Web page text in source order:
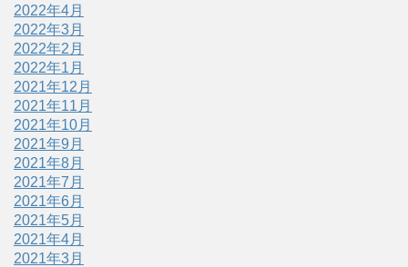
2022年4月
2022年3月
2022年2月
2022年1月
2021年12月
2021年11月
2021年10月
2021年9月
2021年8月
2021年7月
2021年6月
2021年5月
2021年4月
2021年3月